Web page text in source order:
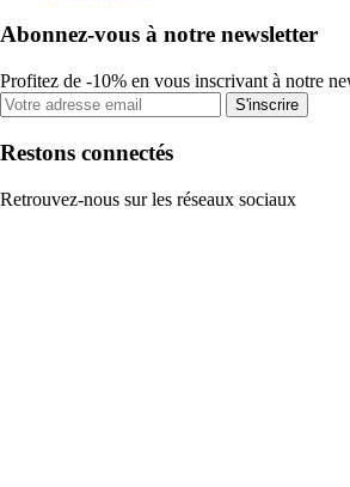
Abonnez-vous à notre newsletter
Profitez de -10% en vous inscrivant à notre
S'inscrire
Restons connectés
Retrouvez-nous sur les réseaux sociaux